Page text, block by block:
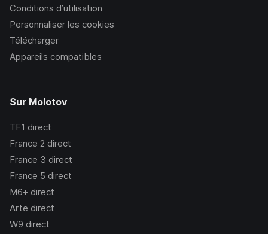
Conditions d’utilisation
Personnaliser les cookies
Télécharger
Appareils compatibles
Sur Molotov
TF1 direct
France 2 direct
France 3 direct
France 5 direct
M6+ direct
Arte direct
W9 direct